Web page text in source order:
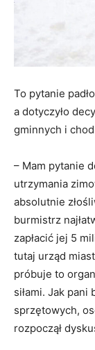
To pytanie
a dotyczyło
gminnych i
– Mam pytanie
utrzymania
absolutnie
burmistrz
zapłacić jej 5
tutaj urząd
próbuje to
siłami. Jak
sprzętowych,
rozpoczął